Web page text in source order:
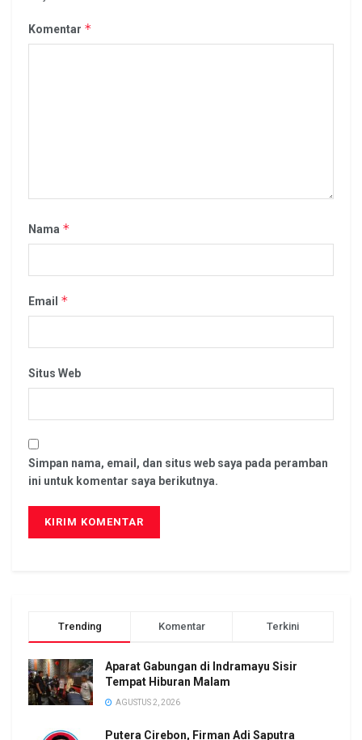
Komentar *
Nama *
Email *
Situs Web
Simpan nama, email, dan situs web saya pada peramban
ini untuk komentar saya berikutnya.
Trending Komentar Terkini
Aparat Gabungan di Indramayu Sisir
Tempat Hiburan Malam
AGUSTUS 2, 2026
Putera Cirebon, Firman Adi Saputra